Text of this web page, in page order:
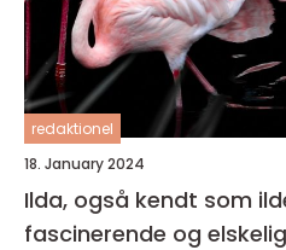
redaktionel
18. January 2024
Ilda, også kendt som
fascinerende og